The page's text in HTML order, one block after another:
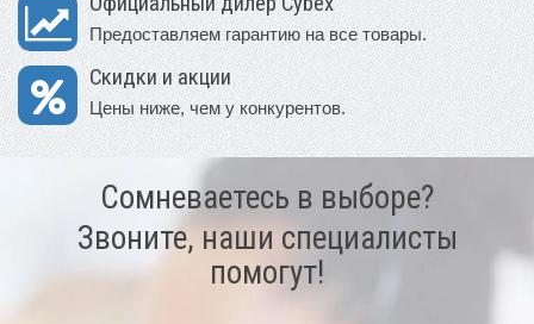
Предоставляем гарантию на все товары.
Скидки и акции
Цены ниже, чем у конкурентов.
Сомневаетесь в выборе?
Звоните, наши специалисты
помогут!